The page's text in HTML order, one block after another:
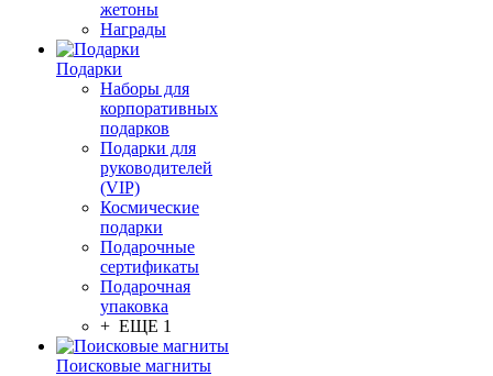
жетоны
Награды
Подарки
Наборы для
корпоративных
подарков
Подарки для
руководителей
(VIP)
Космические
подарки
Подарочные
сертификаты
Подарочная
упаковка
+ ЕЩЕ 1
Поисковые магниты